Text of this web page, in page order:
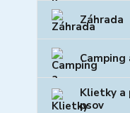
Záhrada
Klietky a
psov